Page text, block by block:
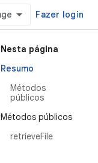
Fazer login
Nesta página
Resumo
Métodos
públicos
Métodos públicos
retrieveFile